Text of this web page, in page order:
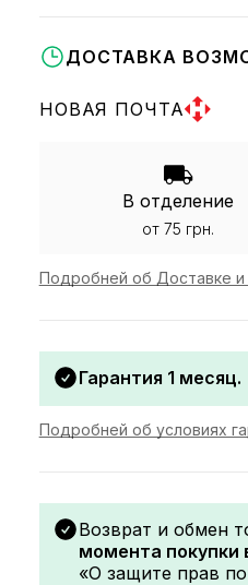
ДОСТАВКА
НОВАЯ ПОЧТА
В отделение
от 75 грн.
Подробней об Доставке и
Гарантия 1 месяц.
Подробней об условиях
Возврат и обмен
момента покупки
«О защите прав